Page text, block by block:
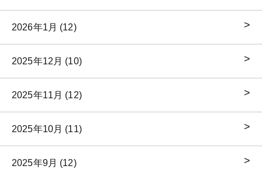
2026年1月 (12)
2025年12月 (10)
2025年11月 (12)
2025年10月 (11)
2025年9月 (12)